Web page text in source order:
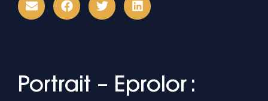
Portrait – Eprolor :